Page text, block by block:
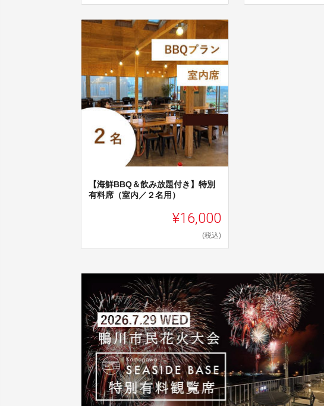
【海鮮BBQ＆飲み放題付き】特別
有料席（室内／２名用）
¥16,000
(税込)